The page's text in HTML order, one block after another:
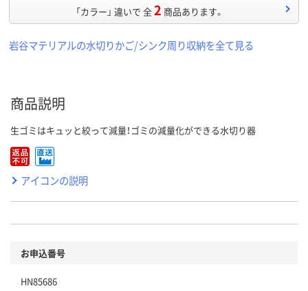
「カラー」 違いで 全2 商品あります。
岩谷マテリアルの水切りかご/シンク周り収納を全て見る
商品説明
生ゴミはキュッと絞って減量！ゴミの減量化ができる水切り器
アイコンの説明
お申込番号
HN85686